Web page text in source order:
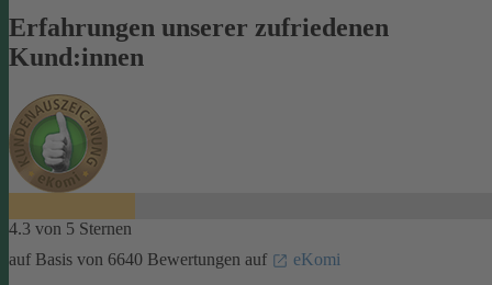
Erfahrungen unserer zufriedenen
Kund:innen
4.3 von 5 Sternen
auf Basis von 6640 Bewertungen auf
eKomi